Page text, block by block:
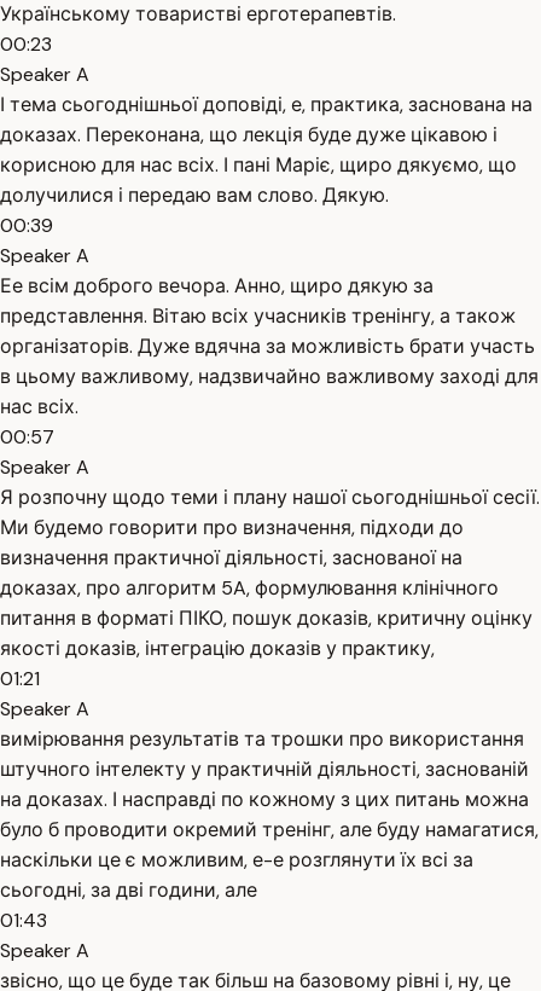
Українському товаристві ерготерапевтів.
00:23
Speaker A
І тема сьогоднішньої доповіді, е, практика, заснована на
доказах. Переконана, що лекція буде дуже цікавою і
корисною для нас всіх. І пані Маріє, щиро дякуємо, що
долучилися і передаю вам слово. Дякую.
00:39
Speaker A
Ее всім доброго вечора. Анно, щиро дякую за
представлення. Вітаю всіх учасників тренінгу, а також
організаторів. Дуже вдячна за можливість брати участь
в цьому важливому, надзвичайно важливому заході для
нас всіх.
00:57
Speaker A
Я розпочну щодо теми і плану нашої сьогоднішньої сесії.
Ми будемо говорити про визначення, підходи до
визначення практичної діяльності, заснованої на
доказах, про алгоритм 5A, формулювання клінічного
питання в форматі ПІКО, пошук доказів, критичну оцінку
якості доказів, інтеграцію доказів у практику,
01:21
Speaker A
вимірювання результатів та трошки про використання
штучного інтелекту у практичній діяльності, заснованій
на доказах. І насправді по кожному з цих питань можна
було б проводити окремий тренінг, але буду намагатися,
наскільки це є можливим, е-е розглянути їх всі за
сьогодні, за дві години, але
01:43
Speaker A
звісно, що це буде так більш на базовому рівні і, ну, це